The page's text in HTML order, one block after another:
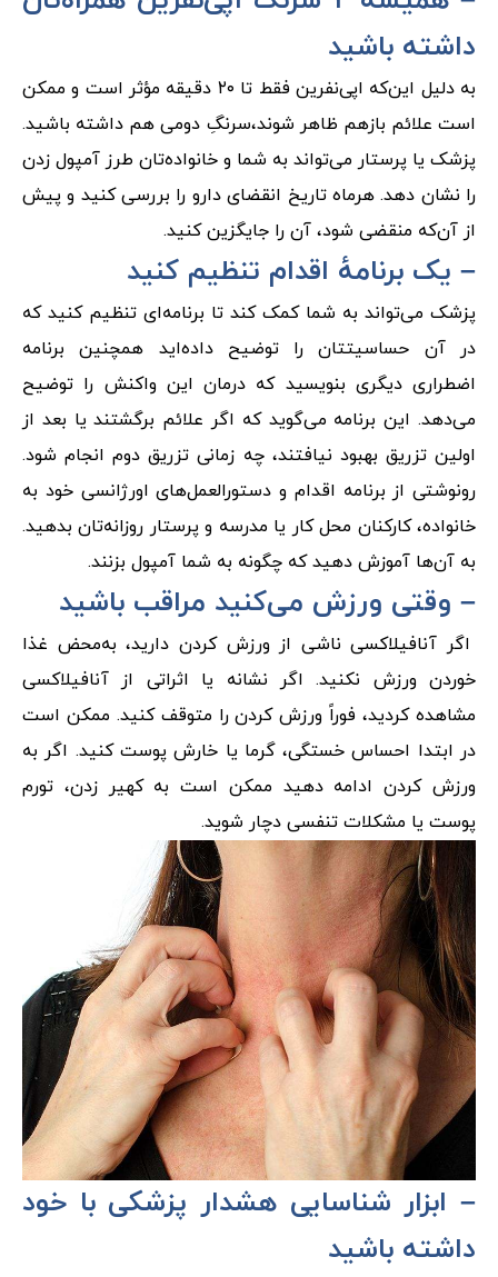
داشته باشید
به دلیل این‌که اپی‌نفرین فقط تا ۲۰ دقیقه مؤثر است و ممکن
است علائم بازهم ظاهر شوند،سرنگِ دومی هم داشته باشید.
پزشک یا پرستار می‌تواند به شما و خانواده‌تان طرز آمپول زدن
را نشان دهد. هرماه تاریخ انقضای دارو را بررسی کنید و پیش
از آن‌که منقضی شود، آن را جایگزین کنید.
– یک برنامهٔ اقدام تنظیم کنید
پزشک می‌تواند به شما کمک کند تا برنامه‌ای تنظیم کنید که
در آن حساسیتتان را توضیح داده‌اید همچنین برنامه‌
اضطراری دیگری بنویسید که درمان این واکنش را توضیح
می‌دهد. این برنامه می‌گوید که اگر علائم برگشتند یا بعد از
اولین تزریق بهبود نیافتند، چه زمانی تزریق دوم انجام شود.
رونوشتی از برنامه اقدام و دستورالعمل‌های اورژانسی خود به
خانواده، کارکنان محل کار یا مدرسه و پرستار روزانه‌تان بدهید.
به آن‌ها آموزش دهید که چگونه به شما آمپول بزنند.
– وقتی ورزش می‌کنید مراقب باشید
اگر آنافیلاکسی ناشی از ورزش کردن دارید، به‌محض غذا
خوردن ورزش نکنید. اگر نشانه یا اثراتی از آنافیلاکسی
مشاهده کردید، فوراً ورزش کردن را متوقف کنید. ممکن است
در ابتدا احساس خستگی، گرما یا خارش پوست کنید. اگر به
ورزش کردن ادامه دهید ممکن است به کهیر زدن، تورم
پوست یا مشکلات تنفسی دچار شوید.
– ابزار شناسایی هشدار پزشکی با خود
داشته باشید